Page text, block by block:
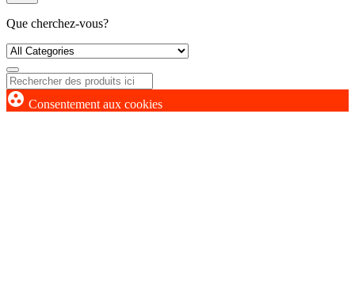
Que cherchez-vous?
group_work Consentement aux cookies